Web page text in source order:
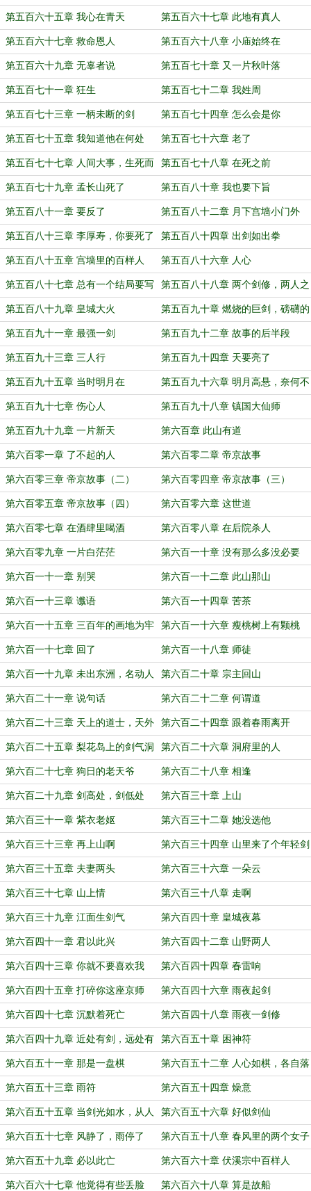
止水
第五百六十五章 我心在青天 第五百六十七章 此地有真人
第五百六十七章 救命恩人 第五百六十八章 小庙始终在
第五百六十九章 无辜者说 第五百七十章 又一片秋叶落
第五百七十一章 狂生 第五百七十二章 我姓周
第五百七十三章 一柄未断的剑 第五百七十四章 怎么会是你
第五百七十五章 我知道他在何处 第五百七十六章 老了
第五百七十七章 人间大事，生死而
已
第五百七十八章 在死之前
第五百七十九章 孟长山死了 第五百八十章 我也要下旨
第五百八十一章 要反了 第五百八十二章 月下宫墙小门外
第五百八十三章 李厚寿，你要死了 第五百八十四章 出剑如出拳
第五百八十五章 宫墙里的百样人 第五百八十六章 人心
第五百八十七章 总有一个结局要写 第五百八十八章 两个剑修，两人之
战
第五百八十九章 皇城大火 第五百九十章 燃烧的巨剑，磅礴的
法相
第五百九十一章 最强一剑 第五百九十二章 故事的后半段
第五百九十三章 三人行 第五百九十四章 天要亮了
第五百九十五章 当时明月在 第五百九十六章 明月高悬，奈何不
独照
第五百九十七章 伤心人 第五百九十八章 镇国大仙师
第五百九十九章 一片新天 第六百章 此山有道
第六百零一章 了不起的人 第六百零二章 帝京故事
第六百零三章 帝京故事（二） 第六百零四章 帝京故事（三）
第六百零五章 帝京故事（四） 第六百零六章 这世道
第六百零七章 在酒肆里喝酒 第六百零八章 在后院杀人
第六百零九章 一片白茫茫 第六百一十章 没有那么多没必要
第六百一十一章 别哭 第六百一十二章 此山那山
第六百一十三章 谶语 第六百一十四章 苦茶
第六百一十五章 三百年的画地为牢 第六百一十六章 瘦桃树上有颗桃
第六百一十七章 回了 第六百一十八章 师徒
第六百一十九章 未出东洲，名动人
间
第六百二十章 宗主回山
第六百二十一章 说句话 第六百二十二章 何谓道
第六百二十三章 天上的道士，天外
的城
第六百二十四章 跟着春雨离开
第六百二十五章 梨花岛上的剑气洞
府
第六百二十六章 洞府里的人
第六百二十七章 狗日的老天爷 第六百二十八章 相逢
第六百二十九章 剑高处，剑低处 第六百三十章 上山
第六百三十一章 紫衣老妪 第六百三十二章 她没选他
第六百三十三章 再上山啊 第六百三十四章 山里来了个年轻剑
修
第六百三十五章 夫妻两头 第六百三十六章 一朵云
第六百三十七章 山上情 第六百三十八章 走啊
第六百三十九章 江面生剑气 第六百四十章 皇城夜幕
第六百四十一章 君以此兴 第六百四十二章 山野两人
第六百四十三章 你就不要喜欢我 第六百四十四章 春雷响
第六百四十五章 打碎你这座京师 第六百四十六章 雨夜起剑
第六百四十七章 沉默着死亡 第六百四十八章 雨夜一剑修
第六百四十九章 近处有剑，远处有
符
第六百五十章 困神符
第六百五十一章 那是一盘棋 第六百五十二章 人心如棋，各自落
子
第六百五十三章 雨符 第六百五十四章 燥意
第六百五十五章 当剑光如水，从人
间来人间
第六百五十六章 好似剑仙
第六百五十七章 风静了，雨停了 第六百五十八章 春风里的两个女子
第六百五十九章 必以此亡 第六百六十章 伏溪宗中百样人
第六百六十七章 他觉得有些丢脸 第六百六十八章 算是故船